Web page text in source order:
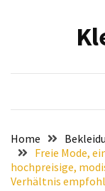
Samt:
Stilvolle
Tipps
für
Home
Freie Mode,
hochpreisige,
Verhältnis